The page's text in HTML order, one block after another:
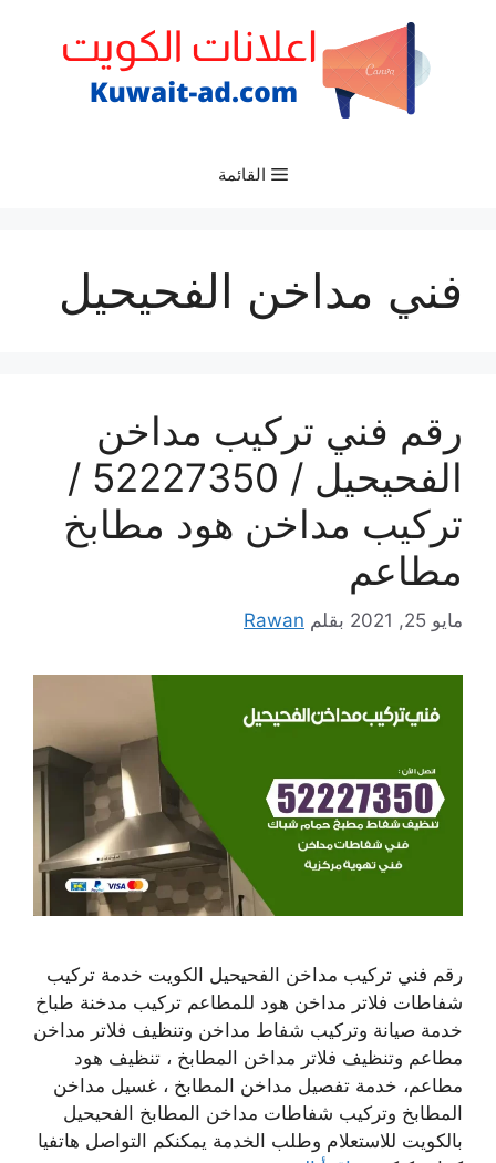
القائمة
فني مداخن الفحيحيل
رقم فني تركيب مداخن
الفحيحيل / 52227350 /
تركيب مداخن هود مطابخ
مطاعم
مايو 25, 2021 بقلم Rawan
رقم فني تركيب مداخن الفحيحيل الكويت خدمة تركيب
شفاطات فلاتر مداخن هود للمطاعم تركيب مدخنة طباخ
خدمة صيانة وتركيب شفاط مداخن وتنظيف فلاتر مداخن
مطاعم وتنظيف فلاتر مداخن المطابخ ، تنظيف هود
مطاعم، خدمة تفصيل مداخن المطابخ ، غسيل مداخن
المطابخ وتركيب شفاطات مداخن المطابخ الفحيحيل
بالكويت للاستعلام وطلب الخدمة يمكنكم التواصل هاتفيا